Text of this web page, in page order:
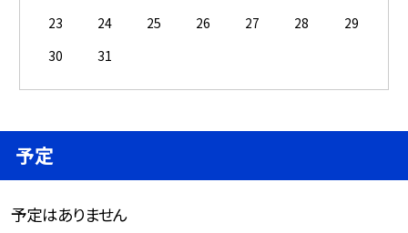
23
24 25 26 27 28
29
30
31
予定
予定はありません